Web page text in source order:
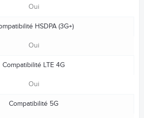
Oui
HSDPA (3G+)
Oui
Compatibilité LTE 4G
Oui
Compatibilité 5G